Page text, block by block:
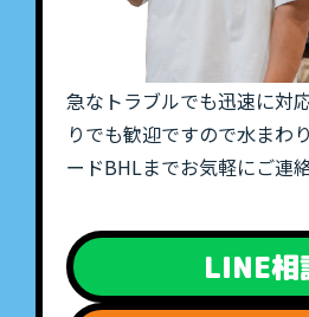
急なトラブルでも迅速に対
りでも歓迎ですので水まわ
ードBHLまでお気軽にご連
LINE相